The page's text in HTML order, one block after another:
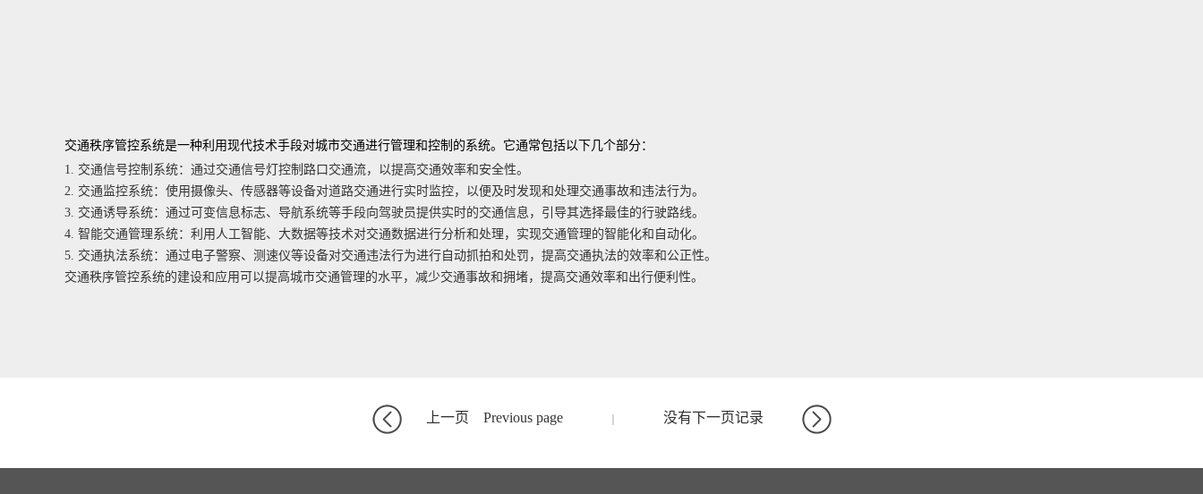
交通秩序管控系统是一种利用现代技术手段对城市交通进行管理和控制的系统。它通常包括以下几个部分：
1. 交通信号控制系统：通过交通信号灯控制路口交通流，以提高交通效率和安全性。
2. 交通监控系统：使用摄像头、传感器等设备对道路交通进行实时监控，以便及时发现和处理交通事故和违法行为。
3. 交通诱导系统：通过可变信息标志、导航系统等手段向驾驶员提供实时的交通信息，引导其选择最佳的行驶路线。
4. 智能交通管理系统：利用人工智能、大数据等技术对交通数据进行分析和处理，实现交通管理的智能化和自动化。
5. 交通执法系统：通过电子警察、测速仪等设备对交通违法行为进行自动抓拍和处罚，提高交通执法的效率和公正性。
交通秩序管控系统的建设和应用可以提高城市交通管理的水平，减少交通事故和拥堵，提高交通效率和出行便利性。
上一页 Previous page 没有下一页记录